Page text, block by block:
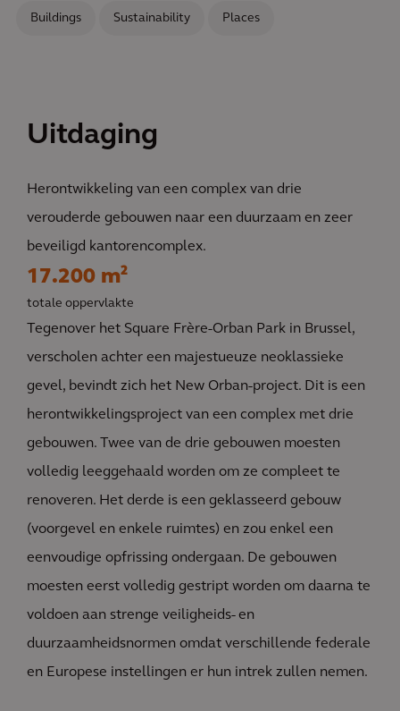
Buildings Sustainability Places
Uitdaging
Herontwikkeling van een complex van drie
verouderde gebouwen naar een duurzaam en zeer
beveiligd kantorencomplex.
17.200 m²
totale oppervlakte
Tegenover het Square Frère-Orban Park in Brussel,
verscholen achter een majestueuze neoklassieke
gevel, bevindt zich het New Orban-project. Dit is een
herontwikkelingsproject van een complex met drie
gebouwen. Twee van de drie gebouwen moesten
volledig leeggehaald worden om ze compleet te
renoveren. Het derde is een geklasseerd gebouw
(voorgevel en enkele ruimtes) en zou enkel een
eenvoudige opfrissing ondergaan. De gebouwen
moesten eerst volledig gestript worden om daarna te
voldoen aan strenge veiligheids- en
duurzaamheidsnormen omdat verschillende federale
en Europese instellingen er hun intrek zullen nemen.